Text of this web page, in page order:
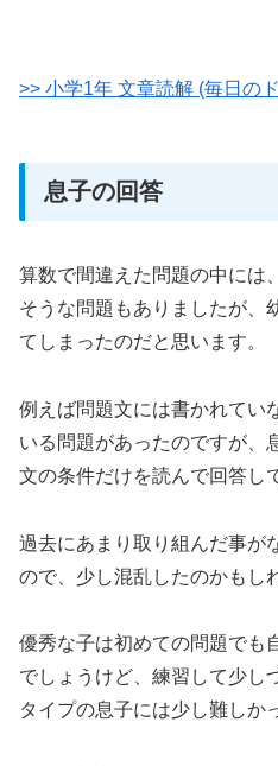
>> 小学1年 文章読解 (毎日の
息子の回答
算数で間違えた問題の中には
そうな問題もありましたが、
てしまったのだと思います。
例えば問題文には書かれてい
いる問題があったのですが、
文の条件だけを読んで回答し
過去にあまり取り組んだ事が
ので、少し混乱したのかもし
優秀な子は初めての問題でも
でしょうけど、練習して少し
タイプの息子には少し難しか